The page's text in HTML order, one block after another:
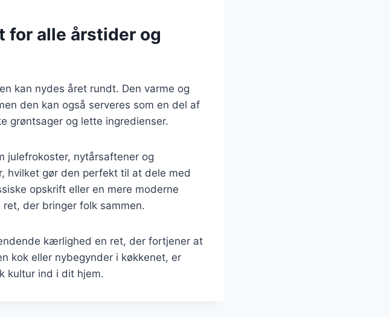
for alle årstider og
kan nydes året rundt. Den varme og
den kan også serveres som en del af
grøntsager og lette ingredienser.
julefrokoster, nytårsaftener og
hvilket gør den perfekt til at dele med
opskrift eller en mere moderne
der bringer folk sammen.
kærlighed en ret, der fortjener at
kok eller nybegynder i køkkenet, er
kultur ind i dit hjem.